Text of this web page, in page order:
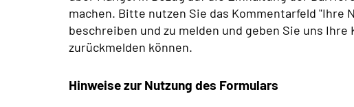
machen. Bitte nutzen Sie das Kommentarfeld "Ihre
beschreiben und zu melden und geben Sie uns
zurückmelden können.
Hinweise zur Nutzung des Formulars